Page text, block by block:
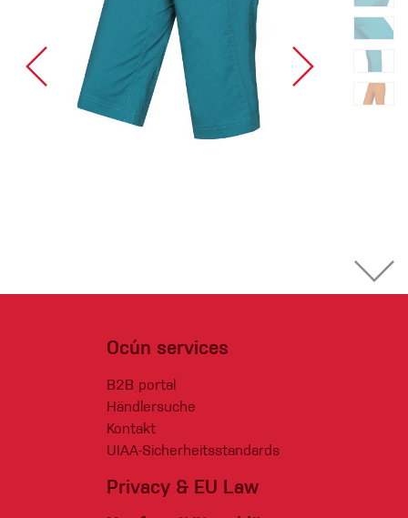
Ocún services
B2B portal
Händlersuche
Kontakt
UIAA-Sicherheitsstandards
Privacy & EU Law